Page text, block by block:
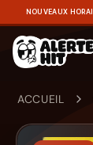
NOUVEAUX
ACCUEIL